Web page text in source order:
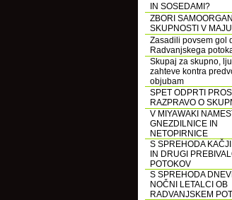
IN SOSEDAMI?
ZBORI
SKUPNOSTI V MAJU
Zasadili povsem gol
Radvanjskega
Skupaj za skupno,
zahteve kontra
objubam
SPET ODPRTI
RAZPRAVO O
V MIYAWAKI
GNEZDILNICE IN
NETOPIRNICE
S SPREHODA KAČJI
IN DRUGI
POTOKOV
S SPREHODA
NOČNI LETALCI OB
RADVANJSKEM